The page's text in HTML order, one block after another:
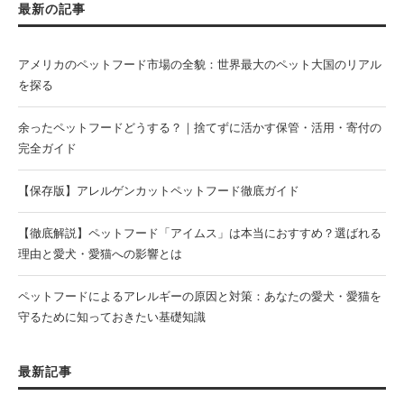
最新の記事
アメリカのペットフード市場の全貌：世界最大のペット大国のリアル
を探る
余ったペットフードどうする？｜捨てずに活かす保管・活用・寄付の
完全ガイド
【保存版】アレルゲンカットペットフード徹底ガイド
【徹底解説】ペットフード「アイムス」は本当におすすめ？選ばれる
理由と愛犬・愛猫への影響とは
ペットフードによるアレルギーの原因と対策：あなたの愛犬・愛猫を
守るために知っておきたい基礎知識
最新記事